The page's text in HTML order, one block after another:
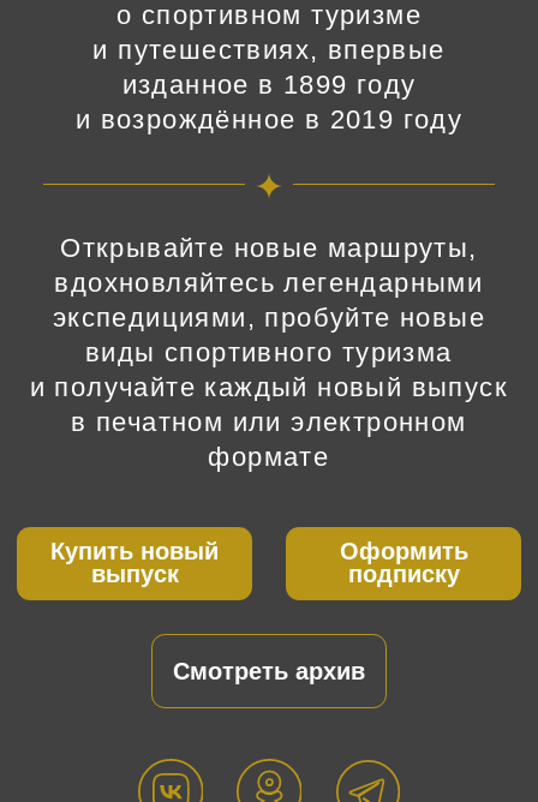
вдохновляйтесь легендарными
экспедициями, пробуйте новые
виды спортивного туризма
и получайте каждый новый выпуск
в печатном или электронном
формате
Оформить
Смотреть архив